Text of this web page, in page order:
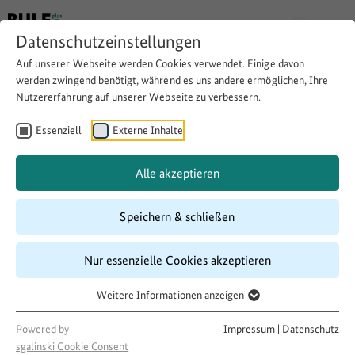
Datenschutzeinstellungen
Auf unserer Webseite werden Cookies verwendet. Einige davon
werden zwingend benötigt, während es uns andere ermöglichen, Ihre
Nutzererfahrung auf unserer Webseite zu verbessern.
Essenziell Externe Inhalte
Alle akzeptieren
Speichern & schließen
Nur essenzielle Cookies akzeptieren
Weitere Informationen anzeigen
Powered by
sgalinski Cookie Consent
Impressum | Datenschutz
Umbau eines
Feuerwehrfahrzeugs zur
mobilen KreativWerkstatt
Website besuchen Download
08/2017
Förderung